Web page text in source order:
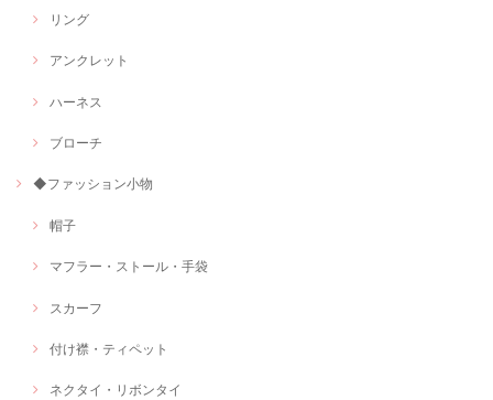
リング
アンクレット
ハーネス
ブローチ
◆ファッション小物
帽子
マフラー・ストール・手袋
スカーフ
付け襟・ティペット
ネクタイ・リボンタイ